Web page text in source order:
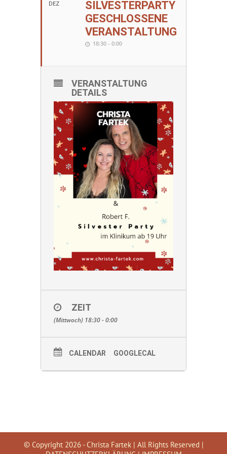
DEZ
SILVESTERPARTY
GESCHLOSSENE
VERANSTALTUNG
18:30 - 0:00
VERANSTALTUNG
DETAILS
ZEIT
(Mittwoch) 18:30 - 0:00
CALENDAR GOOGLECAL
© Copyright 2026 - Christa Fartek | All Rights Reserved |